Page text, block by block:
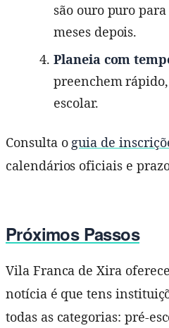
são ouro puro
meses depois.
Planeia com
preenchem
escolar.
Consulta o guia de
calendários oficiais e
Próximos Passos
Vila Franca de Xira
notícia é que tens
todas as categorias: pré-